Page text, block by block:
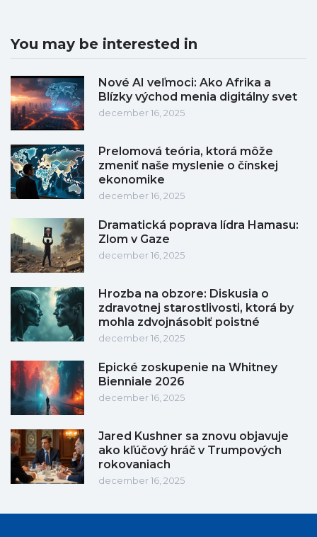
You may be interested in
Nové AI veľmoci: Ako Afrika a
Blízky východ menia digitálny svet
december 16, 2025
Prelomová teória, ktorá môže
zmeniť naše myslenie o čínskej
ekonomike
december 16, 2025
Dramatická poprava lídra Hamasu:
Zlom v Gaze
december 16, 2025
Hrozba na obzore: Diskusia o
zdravotnej starostlivosti, ktorá by
mohla zdvojnásobiť poistné
december 16, 2025
Epické zoskupenie na Whitney
Bienniale 2026
december 16, 2025
Jared Kushner sa znovu objavuje
ako kľúčový hráč v Trumpových
rokovaniach
december 16, 2025